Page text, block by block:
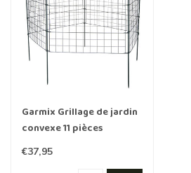
Garmix Grillage de jardin
convexe 11 pièces
71x79cm 6X6cm vert
€37,95